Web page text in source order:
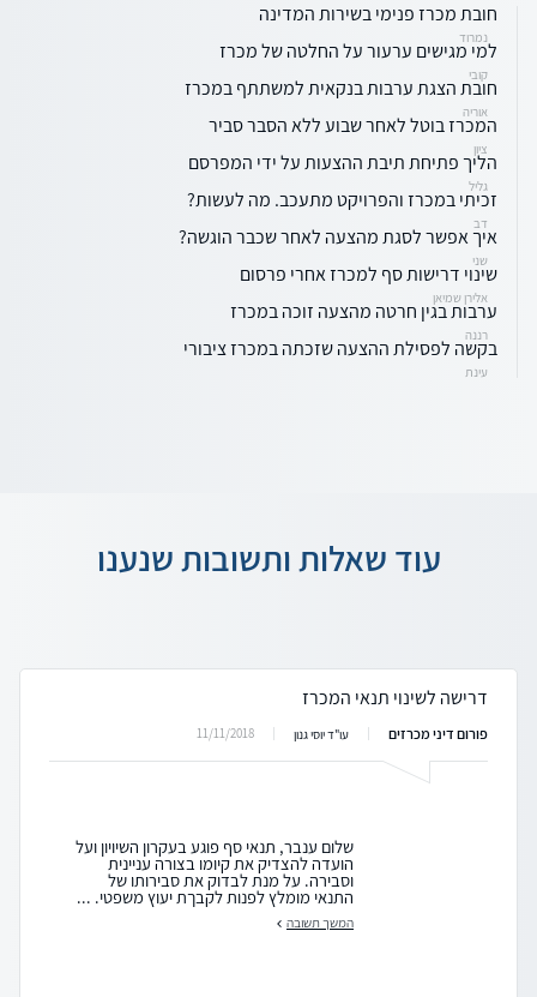
חובת מכרז פנימי בשירות המדינה
נמרוד
למי מגישים ערעור על החלטה של מכרז
קובי
חובת הצגת ערבות בנקאית למשתתף במכרז
אוריה
המכרז בוטל לאחר שבוע ללא הסבר סביר
ציון
הליך פתיחת תיבת ההצעות על ידי המפרסם
גליל
זכיתי במכרז והפרויקט מתעכב. מה לעשות?
דב
איך אפשר לסגת מהצעה לאחר שכבר הוגשה?
שני
שינוי דרישות סף למכרז אחרי פרסום
אלירן שמיאן
ערבות בגין חרטה מהצעה זוכה במכרז
רננה
בקשה לפסילת ההצעה שזכתה במכרז ציבורי
עינת
עוד שאלות ותשובות שנענו
דרישה לשינוי תנאי המכרז
פורום דיני מכרזים עו"ד יוסי גנון 11/11/2018
שלום ענבר, תנאי סף פוגע בעקרון השיויון ועל
הועדה להצדיק את קיומו בצורה עניינית
וסבירה. על מנת לבדוק את סבירותו של
התנאי מומלץ לפנות לקבךת יעוץ משפטי. ...
המשך תשובה